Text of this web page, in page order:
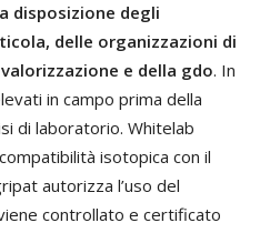
disposizione degli
delle organizzazioni di
e della gdo. In
in campo prima della
di laboratorio. Whitelab
isotopica con il
autorizza l’uso del
controllato e certificato